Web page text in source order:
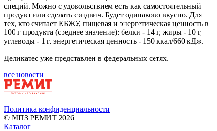
специй. Можно с удовольствием есть как самостоятельный
продукт или сделать сэндвич. Будет одинаково вкусно. Для
тех, кто считает КБЖУ, пищевая и энергетическая ценность в
100 г продукта (среднее значение): белки - 14 г, жиры - 10 г,
углеводы - 1 г, энергетическая ценность - 150 ккал/660 кДж.
Деликатес уже представлен в федеральных сетях.
все новости
Политика конфиденциальности
© МПЗ РЕМИТ 2026
Каталог